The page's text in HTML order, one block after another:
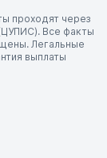
проходят через
Все факты
Легальные
выплаты